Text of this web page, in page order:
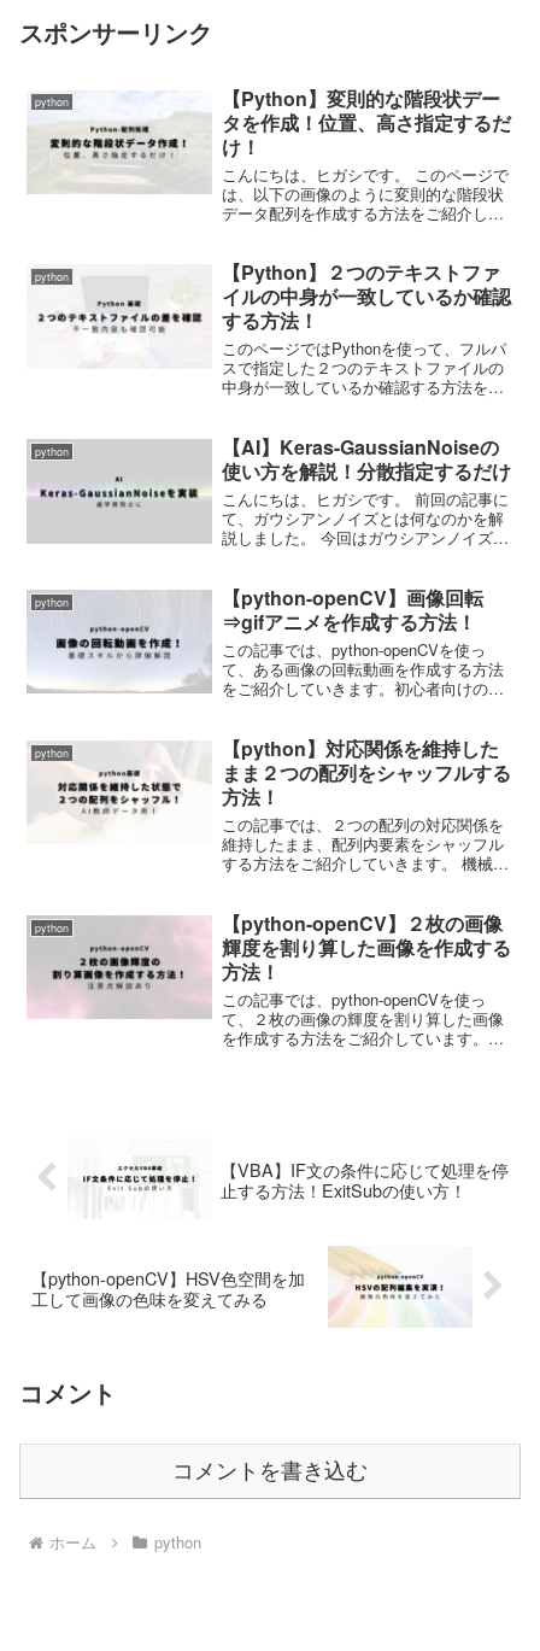
スポンサーリンク
python
【Python】変則的な階段状デー
タを作成！位置、高さ指定するだ
け！
こんにちは、ヒガシです。 このページで
は、以下の画像のように変則的な階段状
データ配列を作成する方法をご紹介して
階段でも作成可能です。 こうゆうデータ
は意外と使いどころ...
python
【Python】２つのテキストファ
イルの中身が一致しているか確認
する方法！
このページではPythonを使って、フルパ
スで指定した２つのテキストファイルの
中身が一致しているか確認する方法をご
箇所がどこなのかも教えてくれるように
なっています。 ...
python
【AI】Keras-GaussianNoiseの
使い方を解説！分散指定するだけ
こんにちは、ヒガシです。 前回の記事に
て、ガウシアンノイズとは何なのかを解
説しました。 今回はガウシアンノイズを
っていきましょう！ Keras-Gaussia...
python
【python-openCV】画像回転
⇒gifアニメを作成する方法！
この記事では、python-openCVを使っ
て、ある画像の回転動画を作成する方法
をご紹介していきます。初心者向けの基
python
【python】対応関係を維持した
まま２つの配列をシャッフルする
方法！
この記事では、２つの配列の対応関係を
維持したまま、配列内要素をシャッフル
する方法をご紹介していきます。 機械学
なお、今回の記事で用いる基礎的なスキ
ルは以下の記事内で...
python
【python-openCV】２枚の画像
輝度を割り算した画像を作成する
方法！
この記事では、python-openCVを使っ
て、２枚の画像の輝度を割り算した画像
を作成する方法をご紹介しています。作
【VBA】IF文の条件に応じて処理を停
止する方法！ExitSubの使い方！
【python-openCV】HSV色空間を加
工して画像の色味を変えてみる
コメント
コメントを書き込む
ホーム python